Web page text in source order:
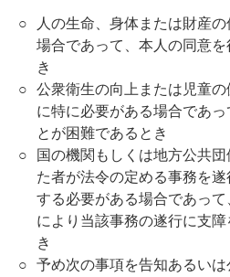
人の生命、身体または財産
場合であって、本人の同意
き
公衆衛生の向上または児童
に特に必要がある場合であ
とが困難であるとき
国の機関もしくは地方公共
た者が法令の定める事務を
する必要がある場合であっ
により当該事務の遂行に支
き
予め次の事項を告知あるい